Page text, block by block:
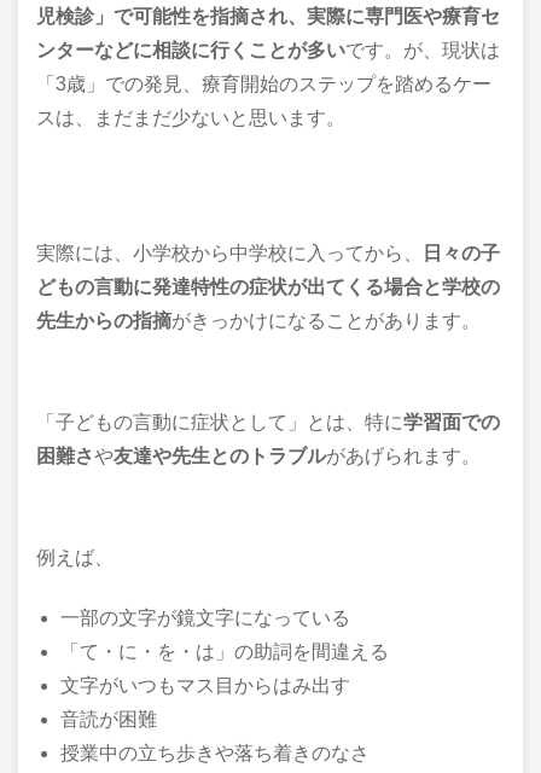
児検診」で可能性を指摘され、 実際に専門医や療育セ
ンターなどに相談に行くことが多いです。が、現状は
「3歳」での発見、療育開始のステップを踏めるケー
スは、
まだまだ少ないと思います。
実際には、小学校から中学校に入ってから、
日々の子
どもの言動に発達特性の症状が出てくる場合と学校の
先生からの指摘がきっかけになることがあります。
「子どもの言動に症状として」とは、特に学習面での
困難さや友達や先生とのトラブルがあげられます。
例えば、
一部の文字が鏡文字になっている
「て・に・を・は」の助詞を間違える
文字がいつもマス目からはみ出す
音読が困難
授業中の立ち歩きや落ち着きのなさ